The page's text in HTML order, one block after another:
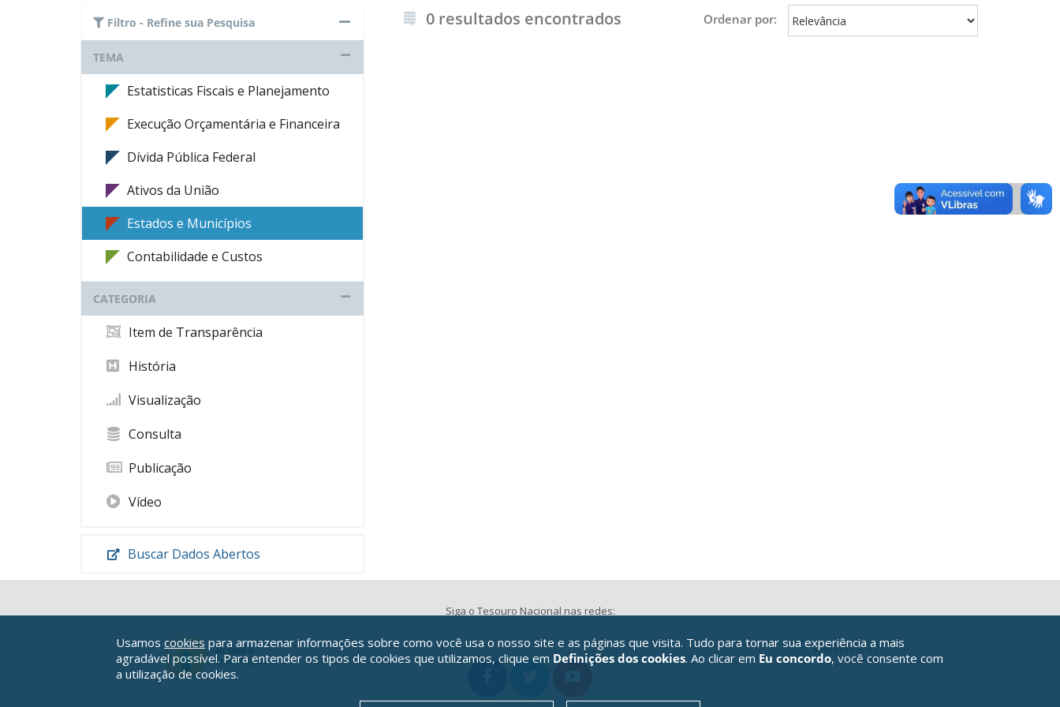
Filtro - Refine sua Pesquisa
TEMA
Estatisticas Fiscais e Planejamento
Execução Orçamentária e Financeira
Dívida Pública Federal
Ativos da União
Estados e Municípios
Contabilidade e Custos
CATEGORIA
Item de Transparência
História
Visualização
Consulta
Publicação
Vídeo
Buscar Dados Abertos
0 resultados encontrados Ordenar por:
Siga o Tesouro Nacional nas redes:
Usamos cookies para armazenar informações sobre como você usa o nosso site e as páginas que visita. Tudo para tornar sua experiência a mais
agradável possível. Para entender os tipos de cookies que utilizamos, clique em Definições dos cookies. Ao clicar em Eu concordo, você consente com
a utilização de cookies.